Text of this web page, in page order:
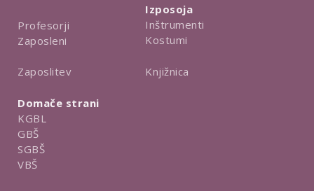
Profesorji
Zaposleni
Zaposlitev
Izposoja
Inštrumenti
Kostumi
Knjižnica
Domače strani
KGBL
GBŠ
SGBŠ
VBŠ